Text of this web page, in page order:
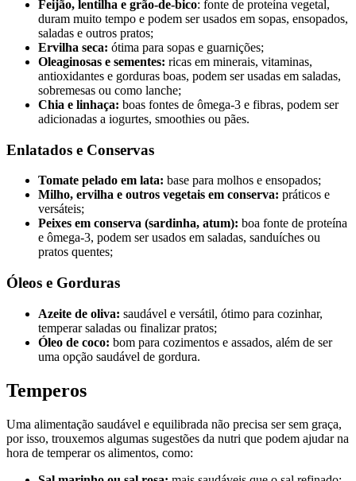
Feijão, lentilha e grão-de-bico: fonte de proteína vegetal,
duram muito tempo e podem ser usados em sopas, ensopados,
saladas e outros pratos;
Ervilha seca: ótima para sopas e guarnições;
Oleaginosas e sementes: ricas em minerais, vitaminas,
antioxidantes e gorduras boas, podem ser usadas em saladas,
sobremesas ou como lanche;
Chia e linhaça: boas fontes de ômega-3 e fibras, podem ser
adicionadas a iogurtes, smoothies ou pães.
Enlatados e Conservas
Tomate pelado em lata: base para molhos e ensopados;
Milho, ervilha e outros vegetais em conserva: práticos e
versáteis;
Peixes em conserva (sardinha, atum): boa fonte de proteína
e ômega-3, podem ser usados em saladas, sanduíches ou
pratos quentes;
Óleos e Gorduras
Azeite de oliva: saudável e versátil, ótimo para cozinhar,
temperar saladas ou finalizar pratos;
Óleo de coco: bom para cozimentos e assados, além de ser
uma opção saudável de gordura.
Temperos
Uma alimentação saudável e equilibrada não precisa ser sem graça,
por isso, trouxemos algumas sugestões da nutri que podem ajudar na
hora de temperar os alimentos, como: